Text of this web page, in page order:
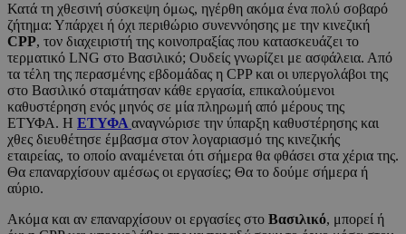
Κατά τη χθεσινή σύσκεψη όμως, ηγέρθη ακόμα ένα πολύ σοβαρό
ζήτημα: Υπάρχει ή όχι περιθώριο συνεννόησης με την κινεζική
CPP, τον διαχειριστή της κοινοπραξίας που κατασκευάζει το
τερματικό LNG στο Βασιλικό; Ουδείς γνωρίζει με ασφάλεια. Από
τα τέλη της περασμένης εβδομάδας η CPP και οι υπεργολάβοι της
στο Βασιλικό σταμάτησαν κάθε εργασία, επικαλούμενοι
καθυστέρηση ενός μηνός σε μία πληρωμή από μέρους της
ΕΤΥΦΑ. Η ΕΤΥΦΑ αναγνώρισε την ύπαρξη καθυστέρησης και
χθες διευθέτησε έμβασμα στον λογαριασμό της κινεζικής
εταιρείας, το οποίο αναμένεται ότι σήμερα θα φθάσει στα χέρια της.
Θα επαναρχίσουν αμέσως οι εργασίες; Θα το δούμε σήμερα ή
αύριο.
Ακόμα και αν επαναρχίσουν οι εργασίες στο Βασιλικό, μπορεί ή